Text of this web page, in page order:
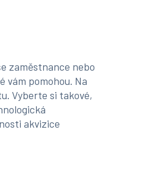
zaměstnance nebo
vám pomohou. Na
Vyberte si takové,
akvizice